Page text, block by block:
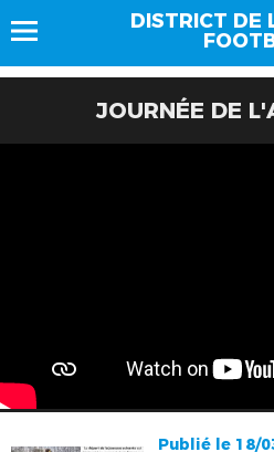
DISTRICT DE
JOURNÉE DE
Publié le 18/